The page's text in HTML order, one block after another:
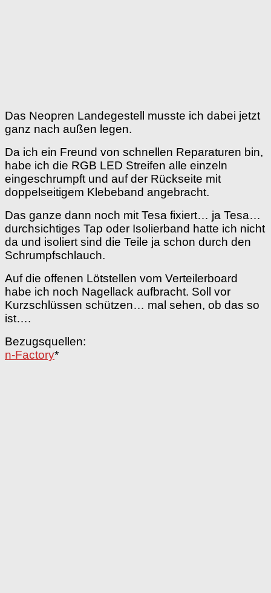
Das Neopren Landegestell musste ich dabei jetzt
ganz nach außen legen.
Da ich ein Freund von schnellen Reparaturen bin,
habe ich die RGB LED Streifen alle einzeln
eingeschrumpft und auf der Rückseite mit
doppelseitigem Klebeband angebracht.
Das ganze dann noch mit Tesa fixiert… ja Tesa…
durchsichtiges Tap oder Isolierband hatte ich nicht
da und isoliert sind die Teile ja schon durch den
Schrumpfschlauch.
Auf die offenen Lötstellen vom Verteilerboard
habe ich noch Nagellack aufbracht. Soll vor
Kurzschlüssen schützen… mal sehen, ob das so
ist….
Bezugsquellen:
n-Factory*